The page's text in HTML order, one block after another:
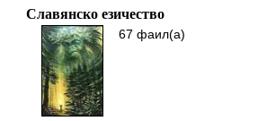
Славянско езичество
67 фаил(а)